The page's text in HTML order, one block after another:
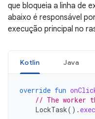
que bloqueia a linha de
abaixo é responsável
execução principal no
Kotlin Java
override fun
// The worker
LockTask().